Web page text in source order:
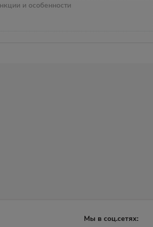
и особенности
Мы в соц.сетях: